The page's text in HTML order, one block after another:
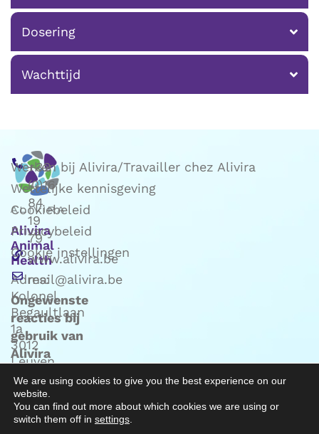
Dosering
Wachttijd
Alivira
Animal
Health
Adres:
Kolonel
Begaultlaan
1a
3012
Leuven
(Belgie)
+32
(0)16
84
19
79
www.alivira.be
mail@alivira.be
Ongewenste
reacties bij
gebruik van
Alivira
mail naar
Phv@alivira.be
Werken bij Alivira/Travailler chez Alivira
Wettelijke kennisgeving
Cookiebeleid
Privacybeleid
Cookie instellingen
We are using cookies to give you the best experience on our
website.
You can find out more about which cookies we are using or
switch them off in settings